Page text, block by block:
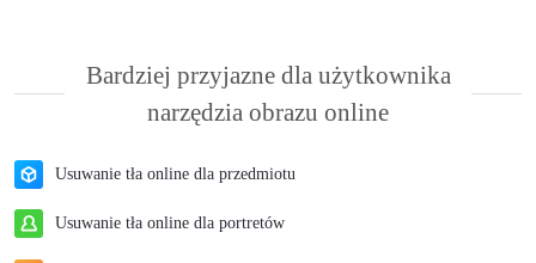
Bardziej przyjazne dla użytkownika
narzędzia obrazu online
Usuwanie tła online dla przedmiotu
Usuwanie tła online dla portretów